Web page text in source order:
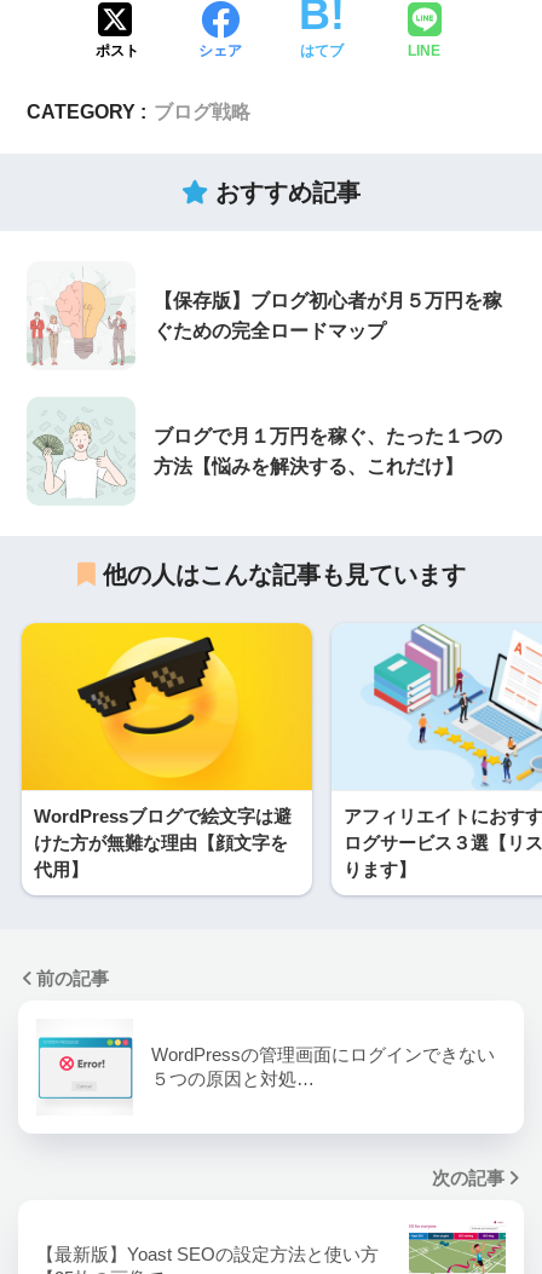
ポスト シェア はてブ LINE
CATEGORY : ブログ戦略
おすすめ記事
【保存版】ブログ初心者が月５万円を稼
ぐための完全ロードマップ
ブログで月１万円を稼ぐ、たった１つの
方法【悩みを解決する、これだけ】
他の人はこんな記事も見ています
WordPressブログで絵文字は避
けた方が無難な理由【顔文字を
代用】
アフィリエイトにおす
ログサービス３選【リ
ります】
前の記事
WordPressの管理画面にログインできない
５つの原因と対処…
次の記事
【最新版】Yoast SEOの設定方法と使い方